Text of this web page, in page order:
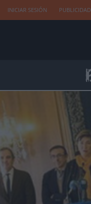
INICIAR SESIÓN PUBLICIDAD